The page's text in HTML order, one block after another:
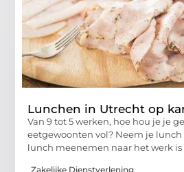
Lunchen in Utrecht op
Van 9 tot 5 werken, hoe hou je je
eetgewoonten vol? Neem je lunch
lunch meenemen naar het werk is
Zakelijke Dienstverlening